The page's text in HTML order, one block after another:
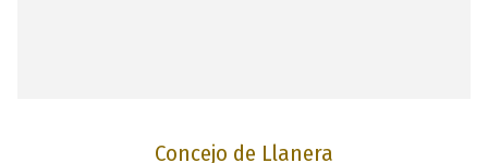
Concejo de Llanera